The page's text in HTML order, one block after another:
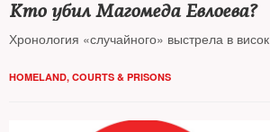
Кто убил Магомеда Евлоева?
Хронология «случайного» выстрела в висок
HOMELAND, COURTS & PRISONS